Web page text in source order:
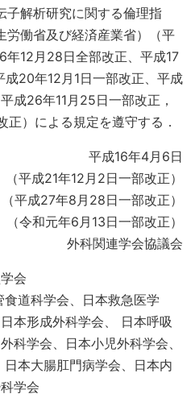
子解析研究に関する倫理指
労働省及び経済産業省）（平
年12月28日全部改正、平成17
20年12月1日一部改正、平成
成26年11月25日一部改正，
）による規定を遵守する．
平成16年4月6日
（平成21年12月2日一部改正）
（平成27年8月28日一部改正）
（令和元年6月13日一部改正）
外科関連学会協議会
会
道科学会、日本救急医学
本形成外科学会、 日本呼吸
科学会、日本小児外科学会、
本大腸肛門病学会、日本内
学会